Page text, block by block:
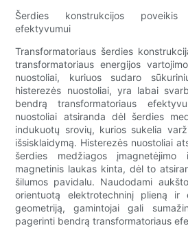
Šerdies konstrukcijos poveikis
efektyvumui
Transformatoriaus šerdies
transformatoriaus energijos
nuostoliai, kuriuos sudaro
histerezės nuostoliai, yra labai
bendrą transformatoriaus
nuostoliai atsiranda dėl šerdies
indukuotų srovių, kurios sukelia
išsisklaidymą. Histerezės nuostoliai
šerdies medžiagos
magnetinis laukas kinta, dėl to
šilumos pavidalu. Naudodami
orientuotą elektrotechninį plieną ir
geometriją, gamintojai gali
pagerinti bendrą transformatoriaus